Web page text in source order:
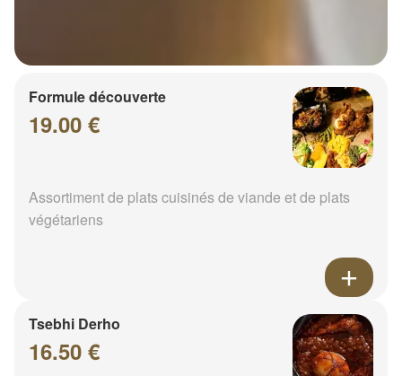
Formule découverte
19.00 €
Assortiment de plats cuisinés de viande et de plats
végétariens
Tsebhi Derho
16.50 €